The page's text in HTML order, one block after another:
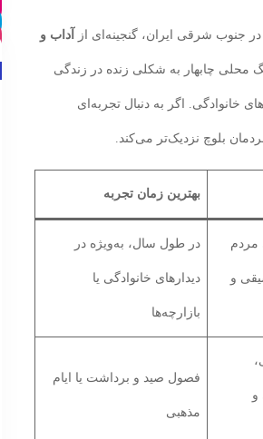
جنوب شرقی ایران، گنجینه‌ای از آداب و
چابهار به شکلی زنده در زندگی
اگر به دنبال تجربه‌ای
بلوچ نزدیک‌تر می‌کند.
بهترین زمان تجربه
مردم
و
در طول سال، به‌ویژه در
دیدارهای خانوادگی یا
بازارچه‌ها
و
فصول صید و برداشت یا ایام
مذهبی